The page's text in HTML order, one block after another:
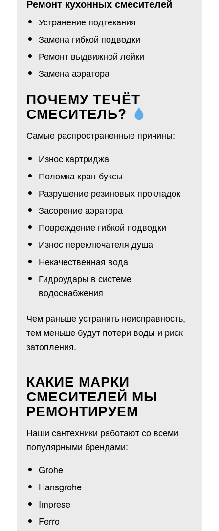
Ремонт кухонных смесителей
Устранение подтекания
Замена гибкой подводки
Ремонт выдвижной лейки
Замена аэратора
ПОЧЕМУ ТЕЧЁТ
СМЕСИТЕЛЬ?
Самые распространённые причины:
Износ картриджа
Поломка кран-буксы
Разрушение резиновых прокладок
Засорение аэратора
Повреждение гибкой подводки
Износ переключателя душа
Некачественная вода
Гидроудары в системе
водоснабжения
Чем раньше устранить неисправность,
тем меньше будут потери воды и риск
затопления.
КАКИЕ МАРКИ
СМЕСИТЕЛЕЙ МЫ
РЕМОНТИРУЕМ
Наши сантехники работают со всеми
популярными брендами:
Grohe
Hansgrohe
Imprese
Ferro